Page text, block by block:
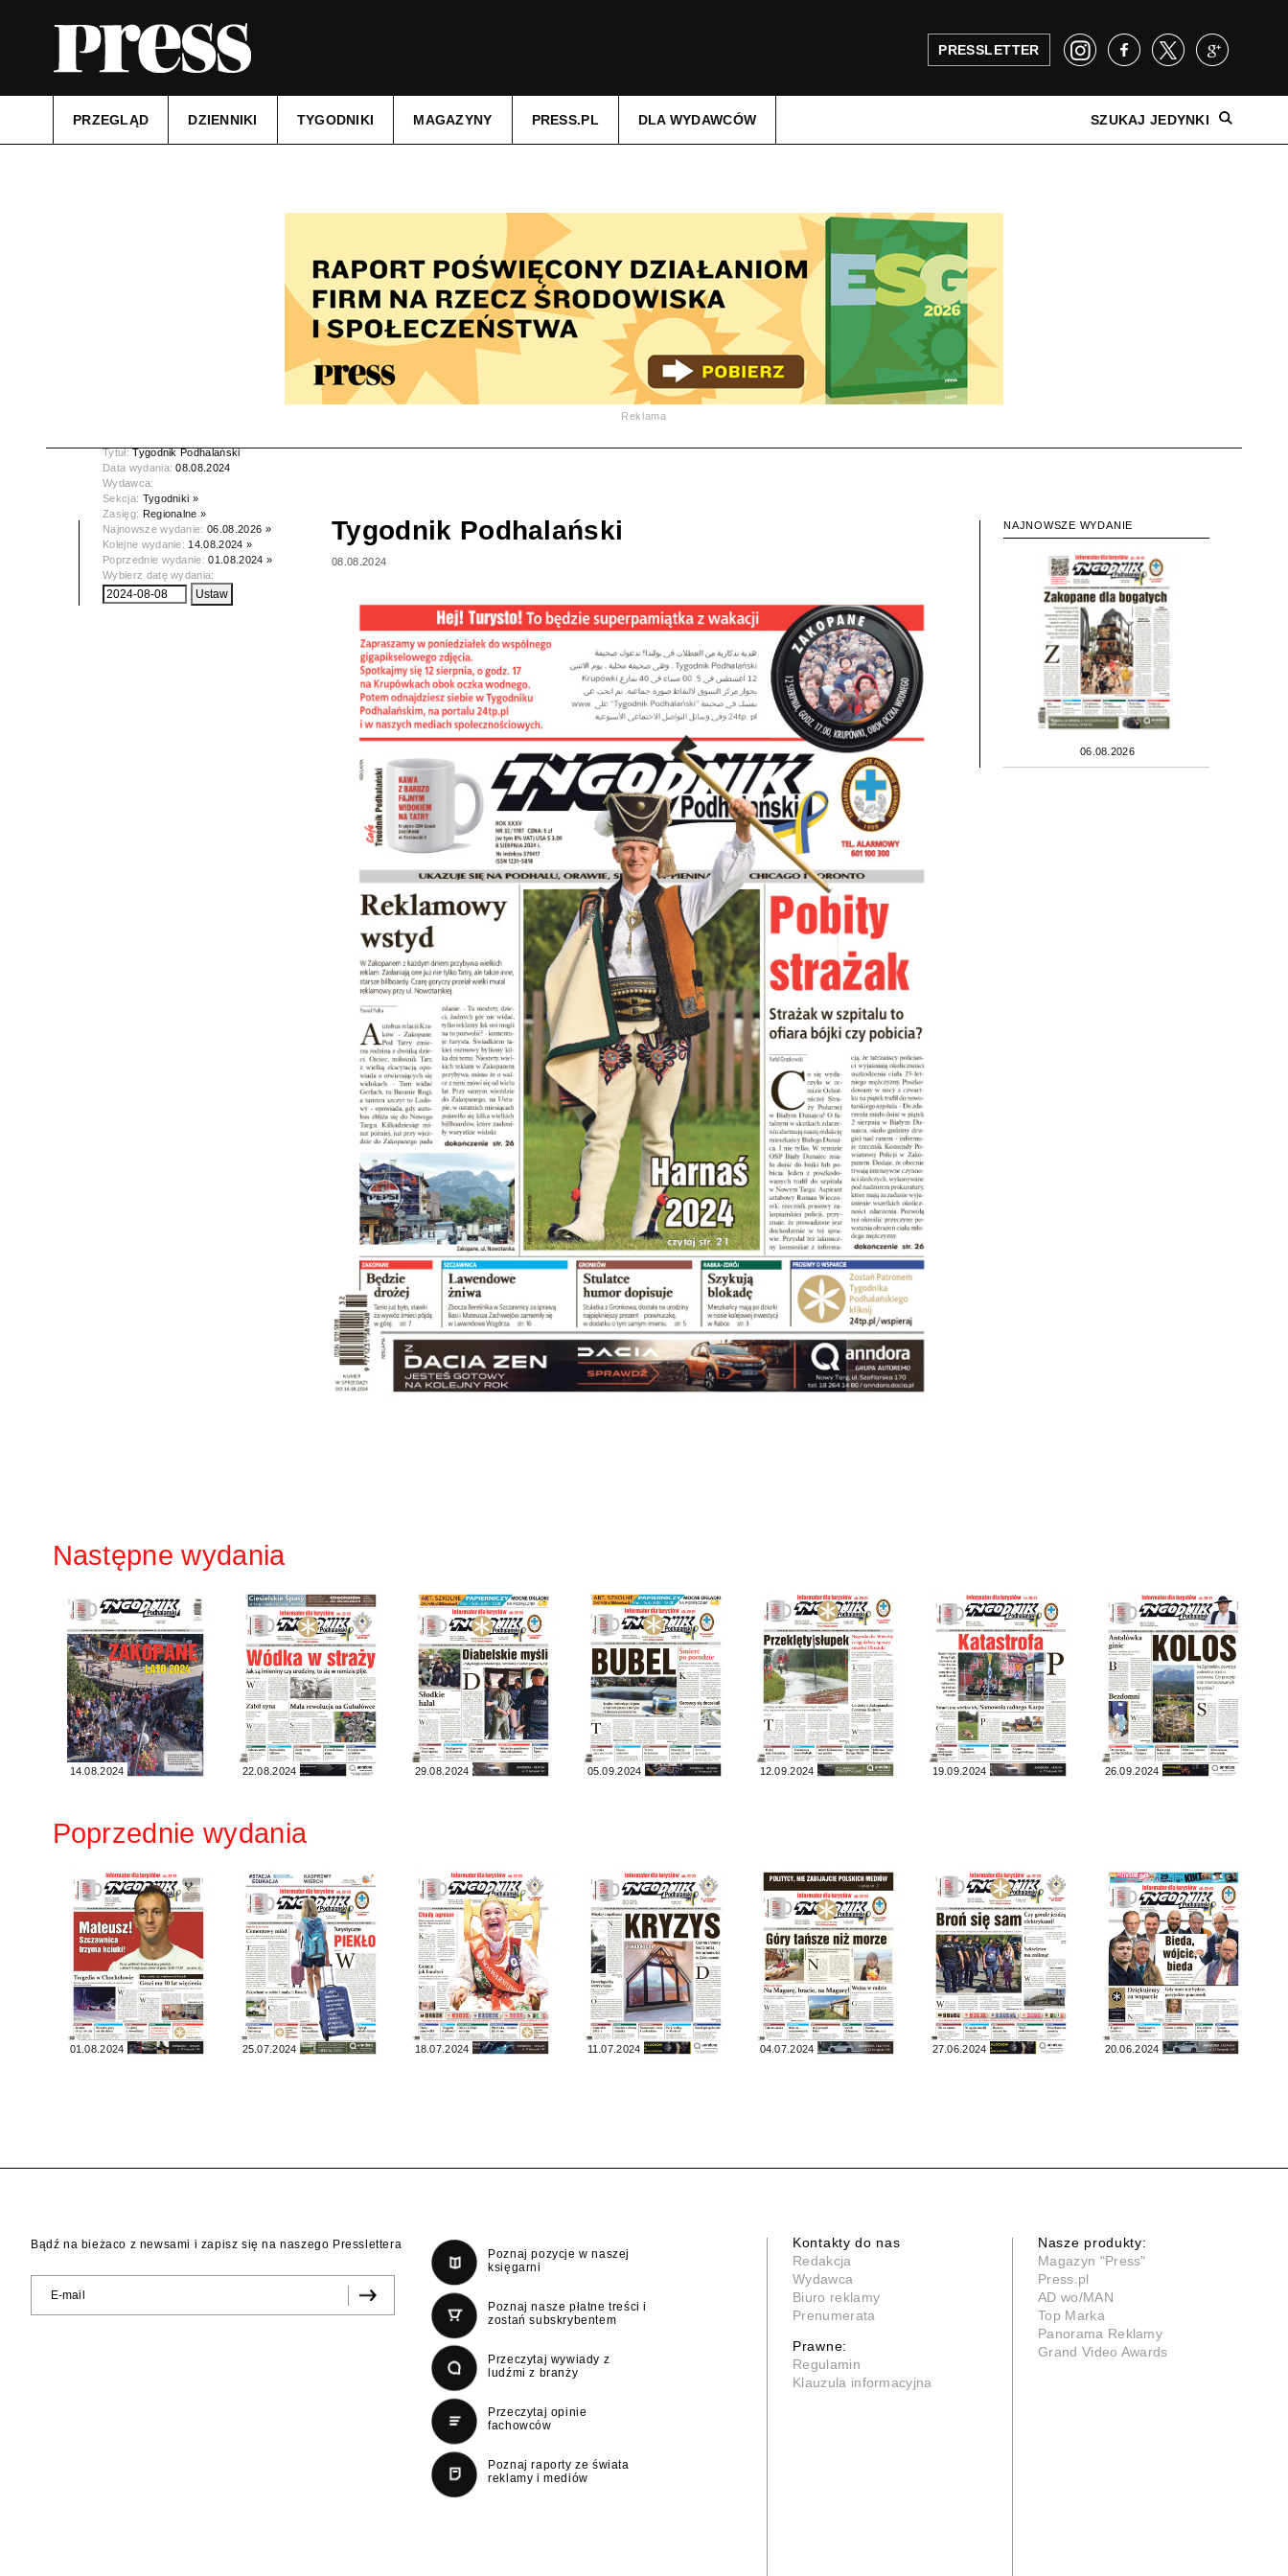
PRESSLETTER
PRZEGLĄD DZIENNIKI TYGODNIKI MAGAZYNY PRESS.PL DLA WYDAWCÓW SZUKAJ JEDYNKI
Reklama
Tytuł:Tygodnik Podhalański
Data wydania:08.08.2024
Wydawca:
Sekcja: Tygodniki »
Zasięg: Regionalne »
Najnowsze wydanie:06.08.2026 »
Kolejne wydanie: 14.08.2024 »
Poprzednie wydanie:01.08.2024 »
Wybierz datę wydania:
Tygodnik Podhalański
08.08.2024
NAJNOWSZE WYDANIE
06.08.2026
Następne wydania
14.08.2024 22.08.2024 29.08.2024 05.09.2024 12.09.2024 19.09.2024 26.09.2024
Poprzednie wydania
01.08.2024 25.07.2024 18.07.2024 11.07.2024 04.07.2024 27.06.2024 20.06.2024
Bądź na bieżaco z newsami i zapisz się na naszego Presslettera
Poznaj pozycje w naszej
księgarni
Poznaj nasze płatne treści i
zostań subskrybentem
Przeczytaj wywiady z
ludźmi z branży
Przeczytaj opinie
fachowców
Poznaj raporty ze świata
reklamy i mediów
Kontakty do nas
Redakcja
Wydawca
Biuro reklamy
Prenumerata
Prawne:
Regulamin
Klauzula informacyjna
Nasze produkty:
Magazyn "Press"
Press.pl
AD wo/MAN
Top Marka
Panorama Reklamy
Grand Video Awards